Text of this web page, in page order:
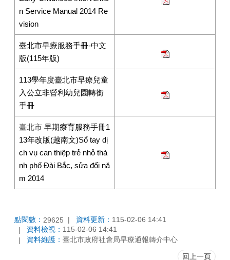
n Service Manual 2014 Re
vision
臺北市早療服務手冊-中文
版(115年版)
113學年度臺北市早療兒童
入公立非營利幼兒園轉銜
手冊
臺北市 早期療育服務手冊1
13年改版(越南文)Sổ tay dị
ch vụ can thiệp trẻ nhỏ thà
nh phố Đài Bắc, sửa đổi nă
m 2014
點閱數： 29625 資料更新： 115-02-06 14:41
資料檢視： 115-02-06 14:41
資料維護： 臺北市政府社會局早療通報轉介中心
回上一頁